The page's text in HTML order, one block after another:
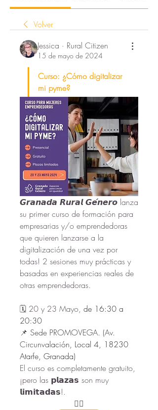
Volver
Jessica · Rural Citizen
15 de mayo de 2024
Curso: ¿Cómo digitalizar
mi pyme?
𝙂𝙧𝙖𝙣𝙖𝙙𝙖 𝙍𝙪𝙧𝙖𝙡 𝙂𝙚́𝙣𝙚𝙧𝙤 lanza
su primer curso de formación para
empresarias y/o emprendedoras
que quieren lanzarse a la
digitalización de una vez por
todas! 2 sesiones muy prácticas y
basadas en experiencias reales de
otras emprendedoras.
🗓️ 20 y 23 Mayo, de 16:30 a
20:30
📌 Sede PROMOVEGA. (Av.
Circunvalación, Local 4, 18230
Atarfe, Granada)
El curso es completamente gratuito,
¡pero las 𝗽𝗹𝗮𝘇𝗮𝘀 son muy
𝗹𝗶𝗺𝗶𝘁𝗮𝗱𝗮𝘀!.
👇🏻